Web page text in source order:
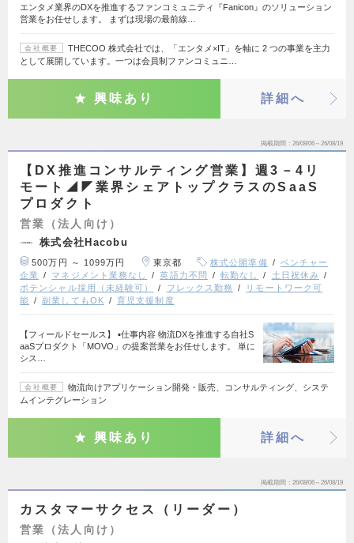
エンタメ業界のDXを推進するファンコミュニティ『Fanicon』のソリューション
営業をお任せします。 まずは現場の最前線…
会社概要
THECOO 株式会社では、「エンタメ×IT」を軸に 2 つの事業を主力
として展開しています。一つは会員制ファンコミュニ…
興味あり 詳細へ
掲載期間 26/08/06～26/08/19
【DX推進コンサルティング営業】週3－4リ
モート◢◤業界シェアトップクラスのSaaS
プロダクト
営業（法人向け）
株式会社Hacobu
500万円 ～ 1099万円 東京都 株式公開準備
ベンチャー
企業
マネジメント業務なし 英語力不問 転勤なし
土日祝休み
ポテンシャル採用（未経験可）
フレックス勤務
リモートワーク可
能
副業してもOK 育児支援制度
【フィールドセールス】 ▪️仕事内容 物流DXを推進する自社S
aaSプロダクト「MOVO」の提案営業をお任せします。 単に
シス…
会社概要
物流向けアプリケーション開発・販売、コンサルティング、システ
ムインテグレーション
興味あり 詳細へ
掲載期間 26/08/06～26/08/19
カスタマーサクセス（リーダー）
営業（法人向け）